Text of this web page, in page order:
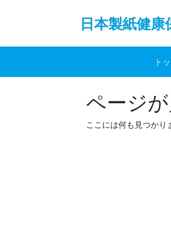
日本製紙健康
ト
ページ
ここには何も見つかり